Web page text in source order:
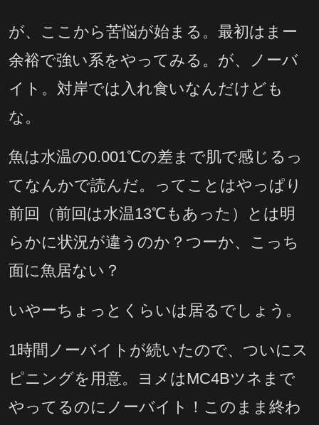
が、ここから苦悩が始まる。最初はまー
余裕で強い系をやってみる。が、ノーバ
イト。対岸では入れ食いなんだけども
な。
魚は水温の0.001℃の差まで肌で感じるっ
てなんかで読んだ。ってことはやっぱり
前回（前回は水温13℃もあった）とは明
らかに状況が違うのか？つーか、こっち
面に魚居ない？
いやーちょっとくらいは居るでしょう。
1時間ノーバイトが続いたので、ついにス
ピニングを用意。ヨメはMC4Bツネまで
やってるのにノーバイト！このまま終わ